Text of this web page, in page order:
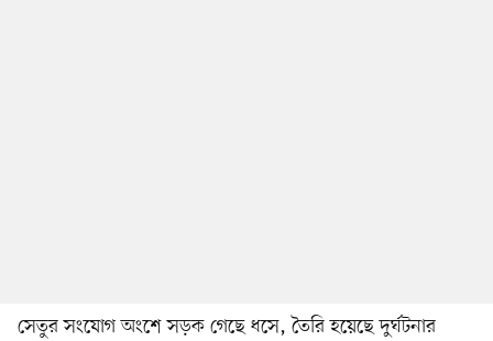
সেতুর সংযোগ অংশে সড়ক গেছে ধসে, তৈরি হয়েছে দুর্ঘটনার